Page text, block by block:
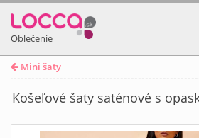
Oblečenie
Mini šaty
Košeľové šaty saténové s